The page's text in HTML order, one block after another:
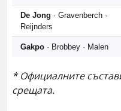
De Jong · Gravenberch ·
Reijnders
Gakpo · Brobbey · Malen
* Официалните
срещата.